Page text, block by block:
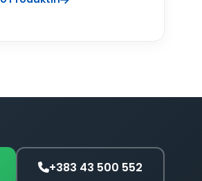
+383 43 500 552